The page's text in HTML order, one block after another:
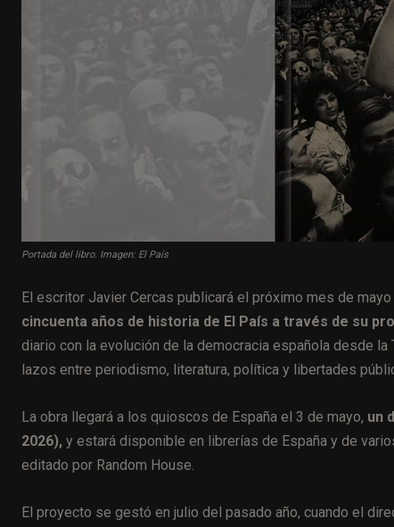
Portada del libro. Imagen: El País
El escritor Javier Cercas publicará el próximo mes de mayo
cincuenta años de historia de El País a través de su
diario con la evolución de la democracia española desde
lazos entre periodismo, literatura, política y libertades
La obra llegará a los quioscos de España el 3 de mayo, un
2026), y estará disponible en librerías de España y de
editado por Random House.
El proyecto se gestó en julio del pasado año, cuando el